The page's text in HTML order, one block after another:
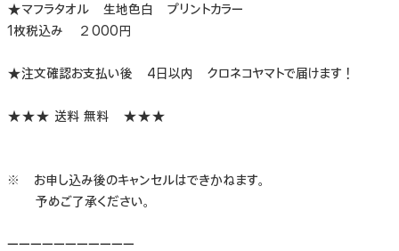
★マフラタオル 生地色白 プリントカラー
1枚税込み ２000円
★注文確認お支払い後 4日以内 クロネコヤマトで届けます！
★★★ 送料 無料 ★★★
※ お申し込み後のキャンセルはできかねます。
予めご了承ください。
ーーーーーーーーーーー